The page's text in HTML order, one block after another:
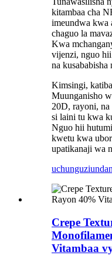
kitambaa cha
imeundwa kwa
chaguo la
Kwa
vijenzi, nguo
na
Kimsingi,
Muunganisho
20D, rayoni,
si laini tu kwa
Nguo hii
kwetu kwa
upatikanaji wa
uchunguzi
Crepe
Vitambaa